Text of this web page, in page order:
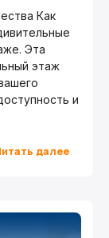
Как
Эта
этаж
и
далее